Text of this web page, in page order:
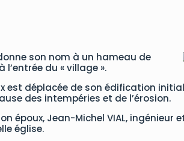
son nom à un hameau de
du « village ».
est déplacée de son édification
des intempéries et de l’érosion.
époux, Jean-Michel VIAL, ingénieur
église.